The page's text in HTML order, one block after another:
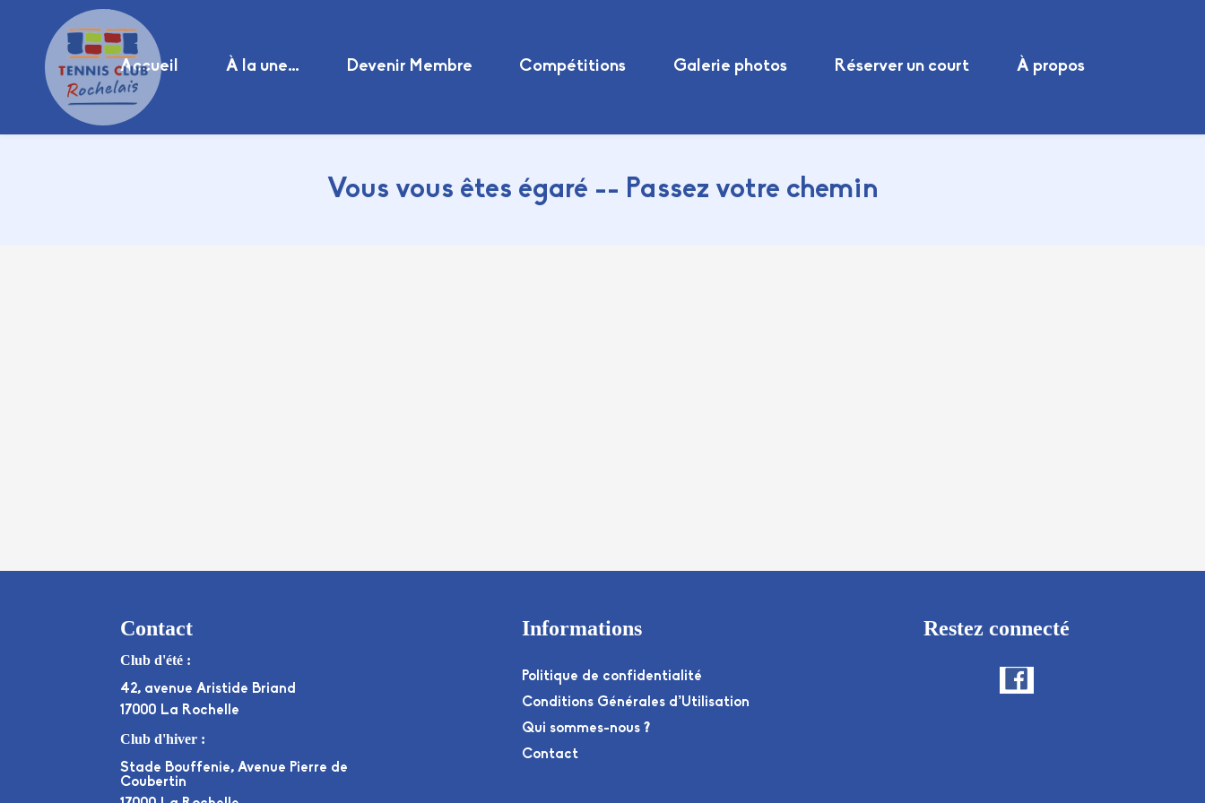
Accueil À la une… Devenir Membre Compétitions Galerie photos Réserver un court À propos
Vous vous êtes égaré -- Passez votre chemin
Contact
Club d'été :
42, avenue Aristide Briand
17000 La Rochelle
Club d'hiver :
Stade Bouffenie, Avenue Pierre de
Coubertin
Informations
Politique de confidentialité
Conditions Générales d’Utilisation
Qui sommes-nous ?
Contact
Restez connecté